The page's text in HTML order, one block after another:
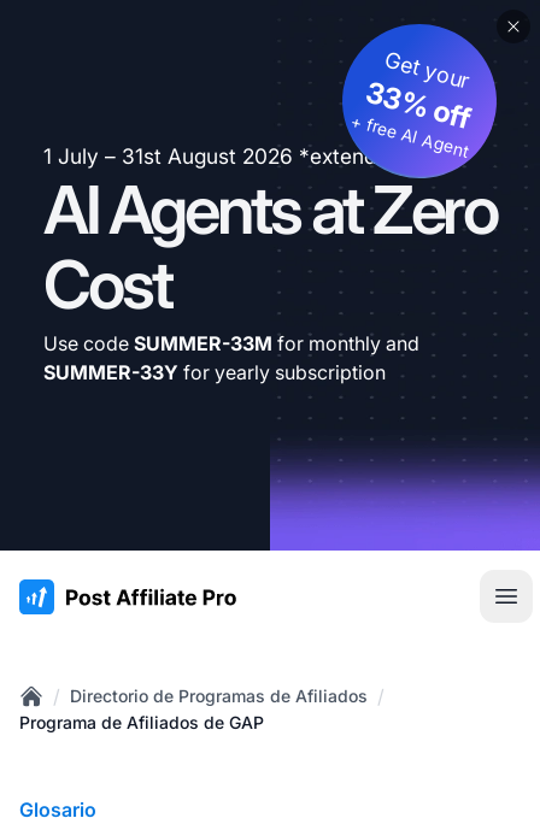
1 July – 31st August 2026 *extended
AI Agents at Zero
Cost
Get your
33% off
+ free AI Agent
Use code SUMMER-33M for monthly and
SUMMER-33Y for yearly subscription
:site.title
Home
/ Directorio de Programas de Afiliados /
Programa de Afiliados de GAP
Glosario